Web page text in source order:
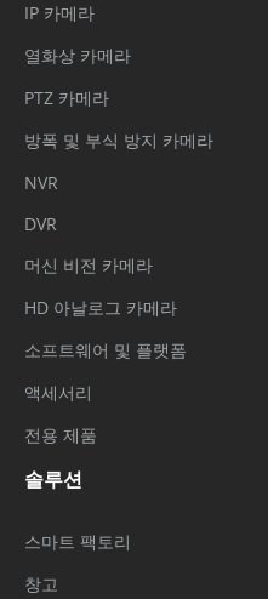
IP 카메라
열화상 카메라
PTZ 카메라
방폭 및 부식 방지 카메라
NVR
DVR
머신 비전 카메라
HD 아날로그 카메라
소프트웨어 및 플랫폼
액세서리
전용 제품
솔루션
스마트 팩토리
창고